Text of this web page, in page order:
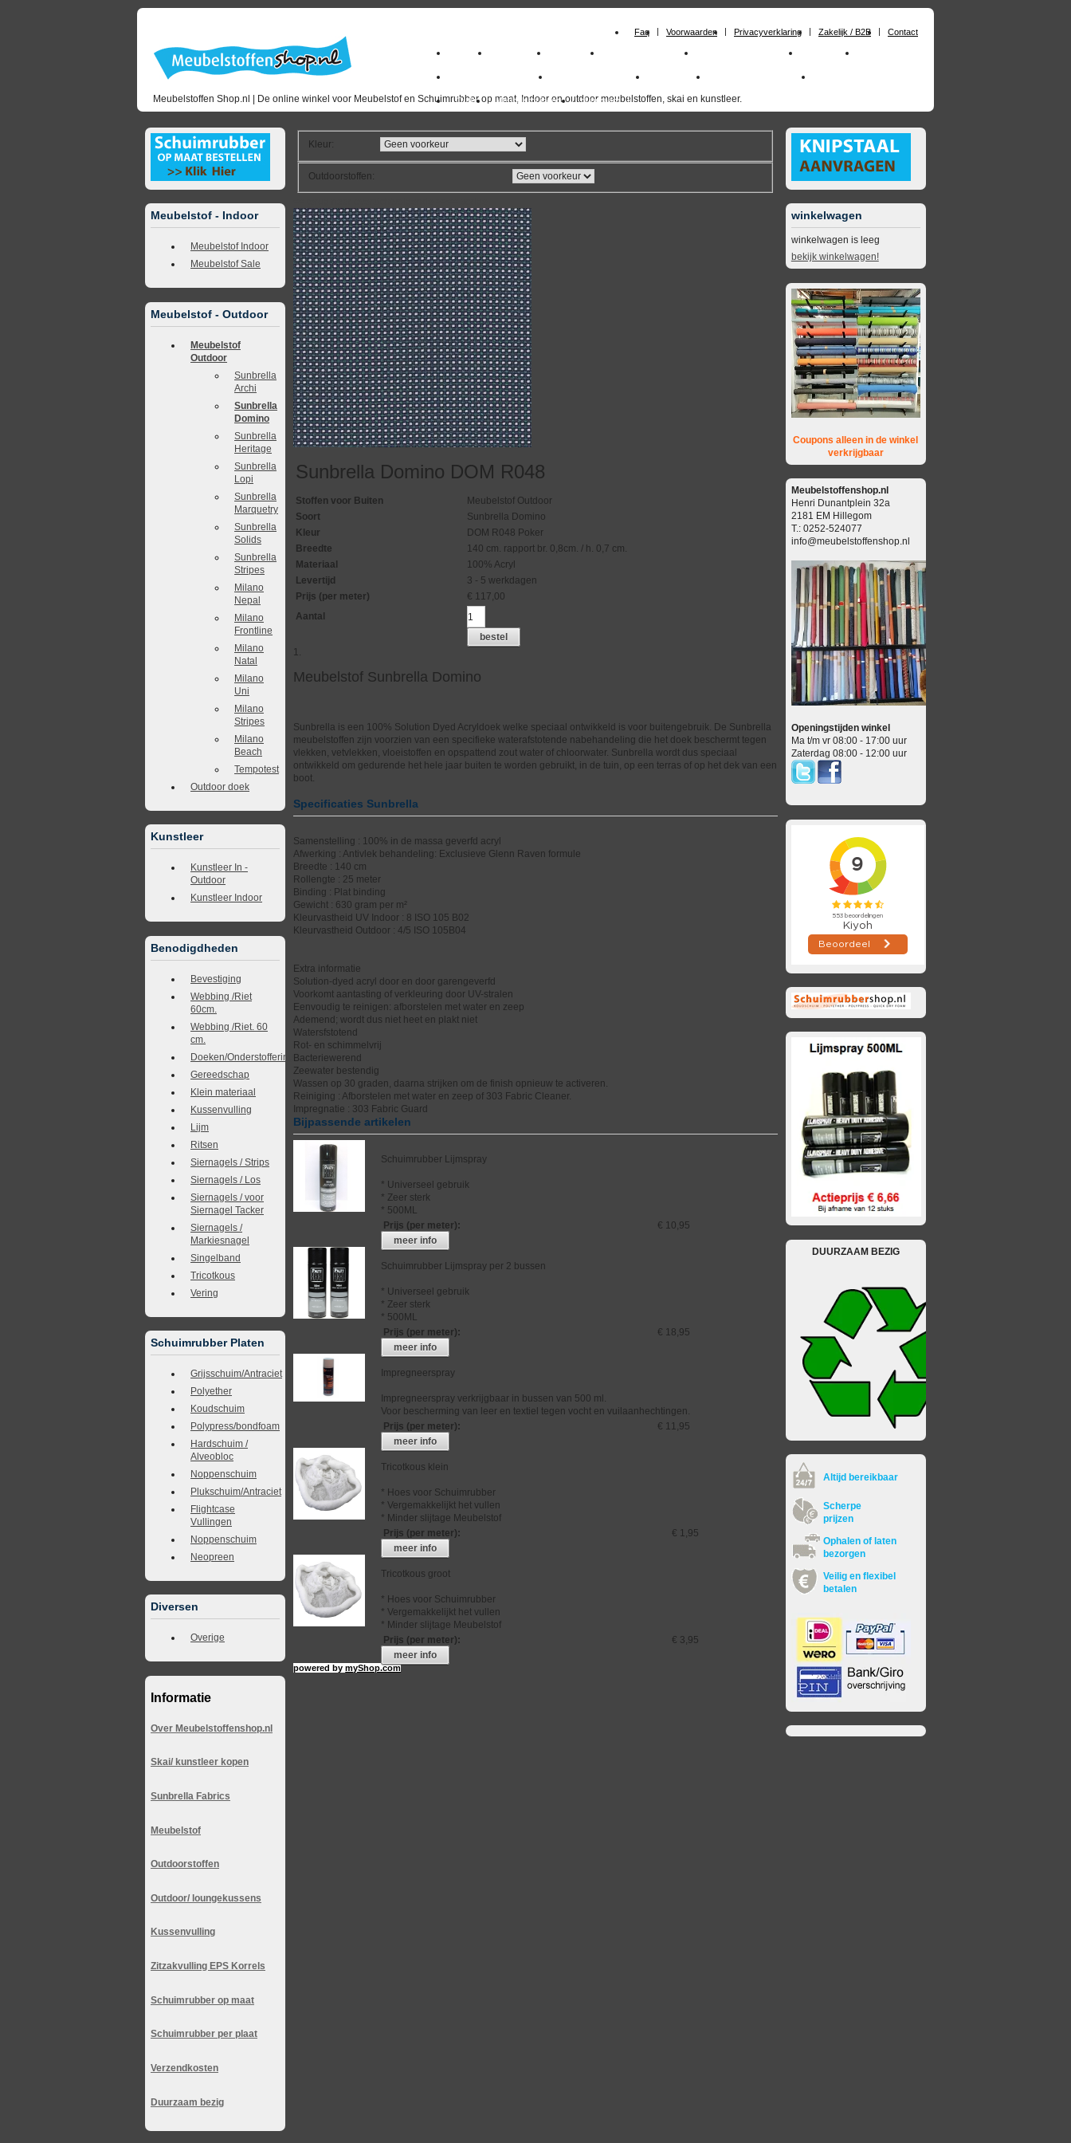
Faq Voorwaarden Privacyverklaring Zakelijk / B2B Contact
Meubelstoffen Shop.nl | De online winkel voor Meubelstof en Schuimrubber op maat, Indoor en outdoor meubelstoffen, skai en kunstleer.
Home Meubelstof Kunstleer Schuimrubberplaten Schuimrubber op maat Materialen
milano_outdoorstoffen skai kunstleer kopen outdoorstof skai_kunstleer outdoor
Outlet Meubelstof indoor duurzaam
Meubelstof - Indoor
Meubelstof Indoor
Meubelstof Sale
Meubelstof - Outdoor
Meubelstof
Outdoor
Sunbrella
Archi
Sunbrella
Domino
Sunbrella
Heritage
Sunbrella
Lopi
Sunbrella
Marquetry
Sunbrella
Solids
Sunbrella
Stripes
Milano
Nepal
Milano
Frontline
Milano
Natal
Milano
Uni
Milano
Stripes
Milano
Beach
Tempotest
Outdoor doek
Kunstleer
Kunstleer In -
Outdoor
Kunstleer Indoor
Benodigdheden
Bevestiging
Webbing /Riet
60cm.
Webbing /Riet. 60
cm.
Doeken/Onderstoffering
Gereedschap
Klein materiaal
Kussenvulling
Lijm
Ritsen
Siernagels / Strips
Siernagels / Los
Siernagels / voor
Siernagel Tacker
Siernagels /
Markiesnagel
Singelband
Tricotkous
Vering
Schuimrubber Platen
Grijsschuim/Antraciet
Polyether
Koudschuim
Polypress/bondfoam
Hardschuim /
Alveobloc
Noppenschuim
Plukschuim/Antraciet
Flightcase
Vullingen
Noppenschuim
Neopreen
Diversen
Overige
Informatie
Over Meubelstoffenshop.nl
Skai/ kunstleer kopen
Sunbrella Fabrics
Meubelstof
Outdoorstoffen
Outdoor/ loungekussens
Kussenvulling
Zitzakvulling EPS Korrels
Schuimrubber op maat
Schuimrubber per plaat
Verzendkosten
Duurzaam bezig
Kleur:
Outdoorstoffen:
Sunbrella Domino DOM R048
Stoffen voor Buiten
Meubelstof Outdoor
Soort
Sunbrella Domino
Kleur
DOM R048 Poker
Breedte
140 cm. rapport br. 0,8cm. / h. 0,7 cm.
Materiaal
100% Acryl
Levertijd
3 - 5 werkdagen
Prijs (per meter)
€ 117,00
Aantal
bestel
1.
Meubelstof Sunbrella Domino
Sunbrella is een 100% Solution Dyed Acryldoek welke speciaal ontwikkeld is voor buitengebruik. De Sunbrella
meubelstoffen zijn voorzien van een specifieke waterafstotende nabehandeling die het doek beschermt tegen
vlekken, vetvlekken, vloeistoffen en opspattend zout water of chloorwater. Sunbrella wordt dus speciaal
ontwikkeld om gedurende het hele jaar buiten te worden gebruikt, in de tuin, op een terras of op het dek van een
boot.
Specificaties Sunbrella
Samenstelling : 100% in de massa geverfd acryl
Afwerking : Antivlek behandeling: Exclusieve Glenn Raven formule
Breedte : 140 cm
Rollengte : 25 meter
Binding : Plat binding
Gewicht : 630 gram per m²
Kleurvastheid UV Indoor : 8 ISO 105 B02
Kleurvastheid Outdoor : 4/5 ISO 105B04
Extra informatie
Solution-dyed acryl door en door garengeverfd
Voorkomt aantasting of verkleuring door UV-stralen
Eenvoudig te reinigen: afborstelen met water en zeep
Ademend; wordt dus niet heet en plakt niet
Watersfstotend
Rot- en schimmelvrij
Bacteriewerend
Zeewater bestendig
Wassen op 30 graden, daarna strijken om de finish opnieuw te activeren.
Reiniging : Afborstelen met water en zeep of 303 Fabric Cleaner.
Impregnatie : 303 Fabric Guard
Bijpassende artikelen
Schuimrubber Lijmspray
* Universeel gebruik
* Zeer sterk
* 500ML
Prijs (per meter):
€ 10,95
meer info
Schuimrubber Lijmspray per 2 bussen
* Universeel gebruik
* Zeer sterk
* 500ML
Prijs (per meter):
€ 18,95
meer info
Impregneerspray
Impregneerspray verkrijgbaar in bussen van 500 ml.
Voor bescherming van leer en textiel tegen vocht en vuilaanhechtingen.
Prijs (per meter):
€ 11,95
meer info
Tricotkous klein
* Hoes voor Schuimrubber
* Vergemakkelijkt het vullen
* Minder slijtage Meubelstof
Prijs (per meter):
€ 1,95
meer info
Tricotkous groot
* Hoes voor Schuimrubber
* Vergemakkelijkt het vullen
* Minder slijtage Meubelstof
Prijs (per meter):
€ 3,95
meer info
powered bymyShop.com
winkelwagen
winkelwagen is leeg
bekijk winkelwagen!
Coupons alleen in de winkel
verkrijgbaar
Meubelstoffenshop.nl
Henri Dunantplein 32a
2181 EM Hillegom
T.: 0252-524077
info@meubelstoffenshop.nl
Openingstijden winkel
Ma t/m vr 08:00 - 17:00 uur
Zaterdag 08:00 - 12:00 uur
DUURZAAM BEZIG
Altijd bereikbaar
Scherpe
prijzen
Ophalen of laten
bezorgen
Veilig en flexibel
betalen